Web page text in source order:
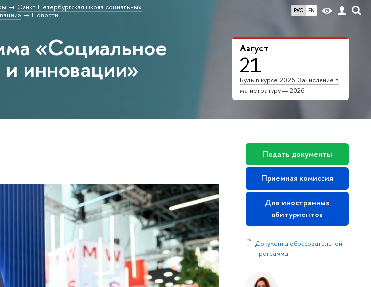
РУС EN
Санкт-Петербургская школа социальных
Новости
Август
21
Будь в курсе 2026: Зачисление в
магистратуру — 2026
«Социальное
инновации»
Подать документы
Приемная комиссия
Для иностранных
абитуриентов
Документы образовательной
программы